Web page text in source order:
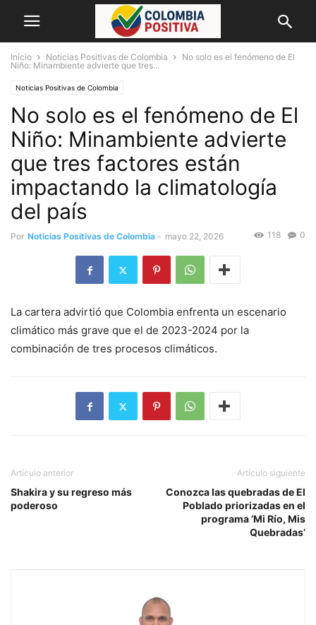
Inicio Noticias Positivas de Colombia
No solo es el fenómeno de El
Niño: Minambiente advierte que tres...
Noticias Positivas de Colombia
No solo es el fenómeno de El
Niño: Minambiente advierte
que tres factores están
impactando la climatología
del país
Por Noticias Positivas de Colombia - mayo 22, 2026 0
118
La cartera advirtió que Colombia enfrenta un escenario
climático más grave que el de 2023-2024 por la
combinación de tres procesos climáticos.
Artículo anterior
Shakira y su regreso más
poderoso
Artículo siguiente
Conozca las quebradas de El
Poblado priorizadas en el
programa ‘Mi Río, Mis
Quebradas’